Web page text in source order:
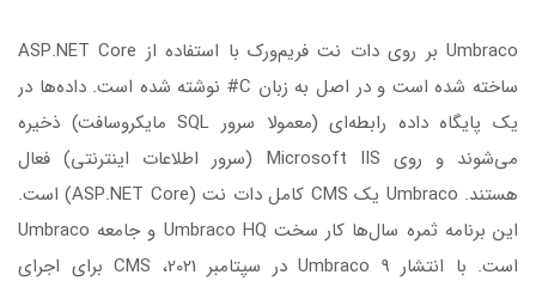
Umbraco بر روی دات نت فریم‌ورک با استفاده از ASP.NET Core
ساخته شده است و در اصل به زبان C# نوشته شده است. داده‌ها در
یک پایگاه داده رابطه‌ای (معمولا سرور SQL مایکروسافت) ذخیره
می‌شوند و روی Microsoft IIS (سرور اطلاعات اینترنتی) فعال
هستند. Umbraco یک CMS کامل دات نت (ASP.NET Core) است.
این برنامه ثمره سال‌ها کار سخت Umbraco HQ و جامعه Umbraco
است. با انتشار Umbraco 9 در سپتامبر 2021، CMS برای اجرای